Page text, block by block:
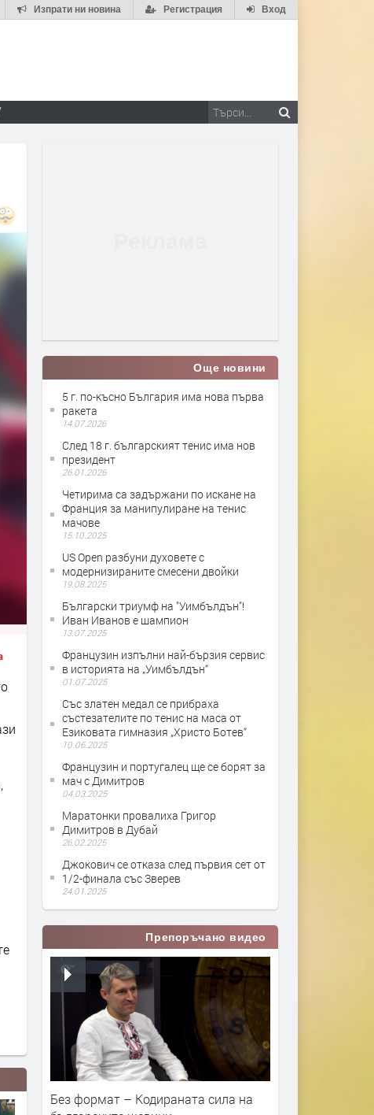
Вход
Регистрация
Изпрати ни новина
Още новини
5 г. по-късно България има нова първа
ракета
14.07.2026
След 18 г. българският тенис има нов
президент
26.01.2026
Четирима са задържани по искане на
Франция за манипулиране на тенис
мачове
15.10.2025
US Open разбуни духовете с
модернизираните смесени двойки
19.08.2025
Български триумф на "Уимбълдън"!
Иван Иванов е шампион
13.07.2025
Французин изпълни най-бързия сервис
в историята на „Уимбълдън“
01.07.2025
Със златен медал се прибраха
състезателите по тенис на маса от
Езиковата гимназия „Христо Ботев“
10.06.2025
Французин и португалец ще се борят за
мач с Димитров
04.03.2025
Маратонки провалиха Григор
Димитров в Дубай
26.02.2025
Джокович се отказа след първия сет от
1/2-финала със Зверев
24.01.2025
Препоръчано видео
Без формат – Кодираната сила на